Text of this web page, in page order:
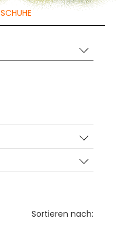
SCHUHE
Sortieren nach: